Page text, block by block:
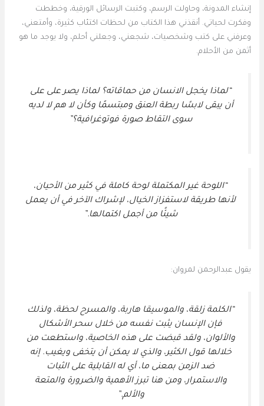
إنشاء المدونة، وحاولت الرسم، وكتبت الرسائل الورقية، وخططت
وفكرت لحياتي. أنقذني هذا الكتاب من لحظات اكتئاب كثيرة، وأمتعني،
وعرفني على كتب وشخصيات، شجعني، وجعلني أحلم، ولا يوجد ما هو
أثمن من الأحلام.
“لماذا يخجل الانسان من حماقاته؟ لماذا يصر على على
أن يبقى لابسًا ربطة العنق ومبتسمًا وكأن لا هم لا لديه
سوى التقاط صورة فوتوغرافية؟”
“اللوحة غير المكتملة لوحة كاملة في كثير من الأحيان،
لأنها طريقة لاستفزاز الخيال، لإشراك الآخر في أن يعمل
شيئًا من أجمل اكتمالها.”
يقول عبدالرحمن لمروان:
“الكلمة زلقة، والموسيقا هاربة، والمسرح لحظة، ولذلك
فإن الإنسان يثبت نفسه من خلال سحر الأشكال
والألوان، ولقد قبضت على هذه الخاصية، واستطعت من
خلالها قول الكثير، والذي لا يمكن أن يتخفى ويغيب. إنه
ضد الزمن بمعنى ما، أي له القابلية على الثبات
والاستمرار، ومن هنا تبرز الأهمية والضرورة والمتعة
والألم.”